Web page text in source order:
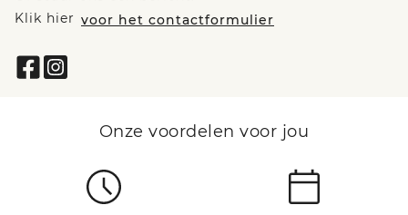
Klik hier voor het contactformulier
Onze voordelen voor jou